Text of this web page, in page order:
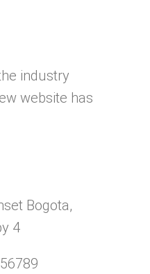
industry
website has
Bogota,
4